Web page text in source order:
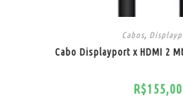
Cabos,
Cabo Displayport x HDMI 2
R$155,00